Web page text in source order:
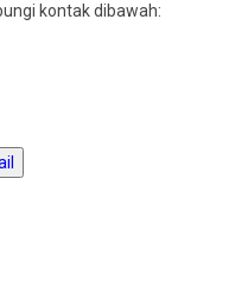
kontak dibawah: